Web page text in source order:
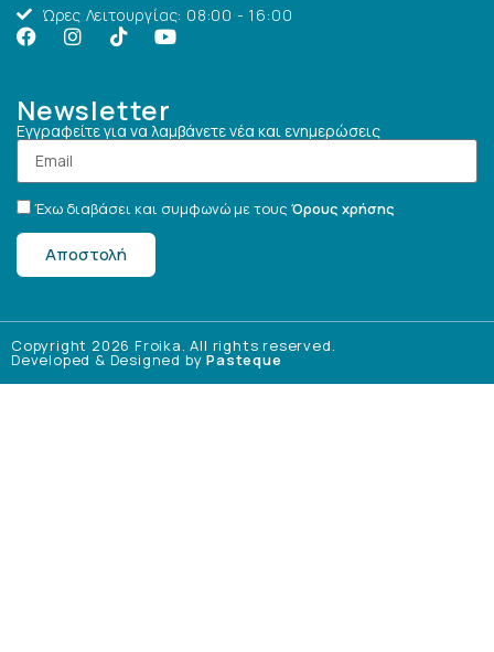
Ώρες Λειτουργίας: 08:00 - 16:00
Newsletter
Εγγραφείτε για να λαμβάνετε νέα και ενημερώσεις
Έχω διαβάσει και συμφωνώ με τους Όρους χρήσης
Αποστολή
Copyright 2026 Froika. All rights reserved.
Developed & Designed byPasteque